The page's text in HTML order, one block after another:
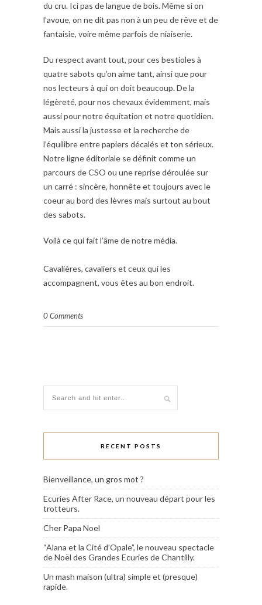
du cru. Ici pas de langue de bois. Même si on
l’avoue, on ne dit pas non à un peu de rêve et de
fantaisie, voire même parfois de niaiserie.
Du respect avant tout, pour ces bestioles à
quatre sabots qu’on aime tant, ainsi que pour
nos lecteurs à qui on doit beaucoup. De la
légèreté, pour nos chevaux évidemment, mais
aussi pour notre équitation et notre quotidien.
Mais aussi la justesse et la recherche de
l’équilibre entre papiers décalés et ton sérieux.
Notre ligne éditoriale se définit comme un
parcours de CSO ou une reprise déroulée sur
un carré : sincère, honnête et toujours avec le
coeur au bord des lèvres mais surtout au bout
des sabots.
Voilà ce qui fait l’âme de notre média.
Cavalières, cavaliers et ceux qui les
accompagnent, vous êtes au bon endroit.
0 Comments
RECENT POSTS
Bienveillance, un gros mot ?
Ecuries After Race, un nouveau départ pour les
trotteurs.
Cher Papa Noel
“Alana et la Cité d’Opale”, le nouveau spectacle
de Noël des Grandes Ecuries de Chantilly.
Un mash maison (ultra) simple et (presque)
rapide.